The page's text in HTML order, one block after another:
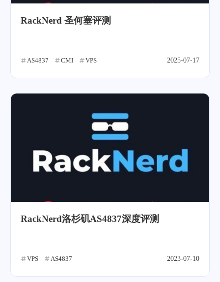
RackNerd 圣何塞评测
AS4837 CMI VPS 2025-07-17
RackNerd洛杉矶AS4837深度评测
VPS AS4837 2023-07-10